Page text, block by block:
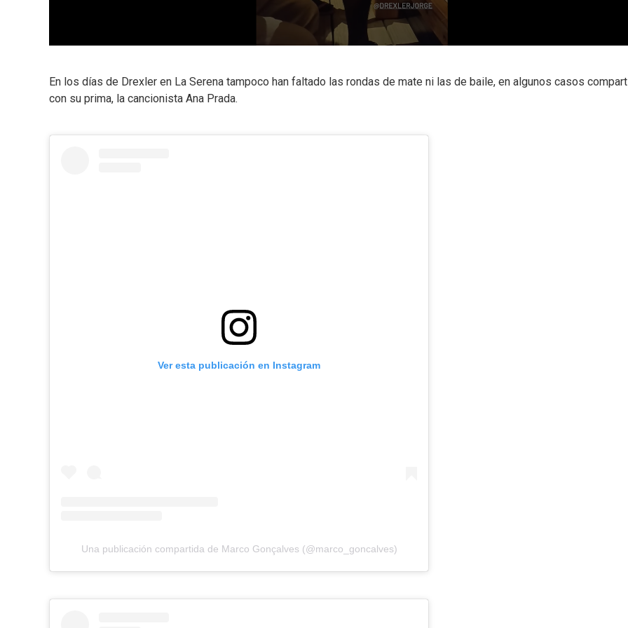
En los días de Drexler en La Serena tampoco han faltado las rondas de mate ni las de baile, en algunos casos
con su prima, la cancionista Ana Prada.
Ver esta publicación en Instagram
Una publicación compartida de Marco Gonçalves (@marco_goncalves)